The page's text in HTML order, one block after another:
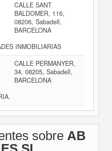
CALLE SANT
BALDOMER, 116,
08206, Sabadell,
BARCELONA
INMOBILIARIAS
CALLE PERMANYER,
34, 08205, Sabadell,
BARCELONA
sobre AB